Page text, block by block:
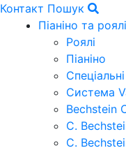
Контакт Пошук
Піаніно та роялі
Роялі
Піаніно
Система
Bechstein
C.
C.